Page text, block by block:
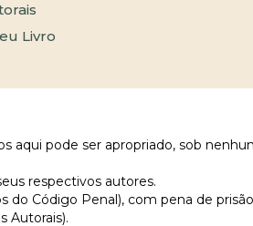
Livro
aqui pode ser apropriado, sob
respectivos autores.
Código Penal), com pena de
Autorais).